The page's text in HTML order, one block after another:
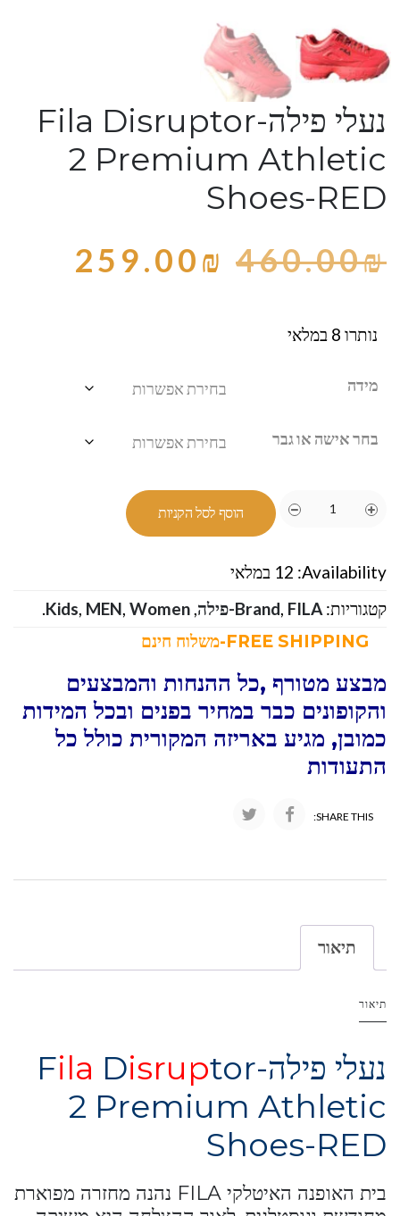
נעלי פילה-Fila Disruptor
2 Premium Athletic
Shoes-RED
460.00₪
259.00₪
נותרו 8 במלאי
מידה
בחר אישה או גבר
הוסף לסל הקניות
Availability: 12 במלאי
קטגוריות:
Brand, FILA-פילה ,
Kids, MEN, Women
.
מבצע מטורף ,כל ההנחות והמבצעים
והקופונים כבר במחיר בפנים ובכל המידות
כמובן, מגיע באריזה המקורית כולל כל
התעודות
SHARE THIS:
תיאור
תיאור
נעלי פילה-F ila Disruptor
2 Premium Athletic
Shoes-RED
בית האופנה האיטלקי FILA נהנה מחזרה מפוארת